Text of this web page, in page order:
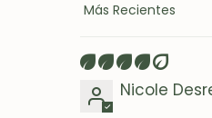
Sort by
Nicole